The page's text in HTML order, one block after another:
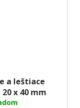
a leštiace
x 40 mm